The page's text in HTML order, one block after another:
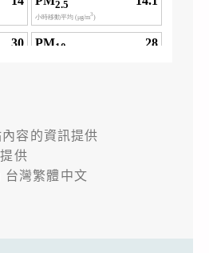
容的資訊提供
供
灣繁體中文